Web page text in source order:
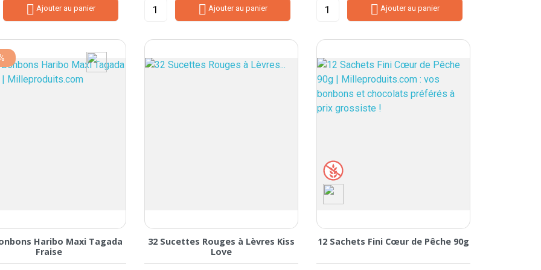
 Ajouter au panier  Ajouter au panier  Ajouter au panier
Haribo Maxi Tagada
Fraise
32 Sucettes Rouges à Lèvres Kiss
Love
12 Sachets Fini Cœur de Pêche 90g